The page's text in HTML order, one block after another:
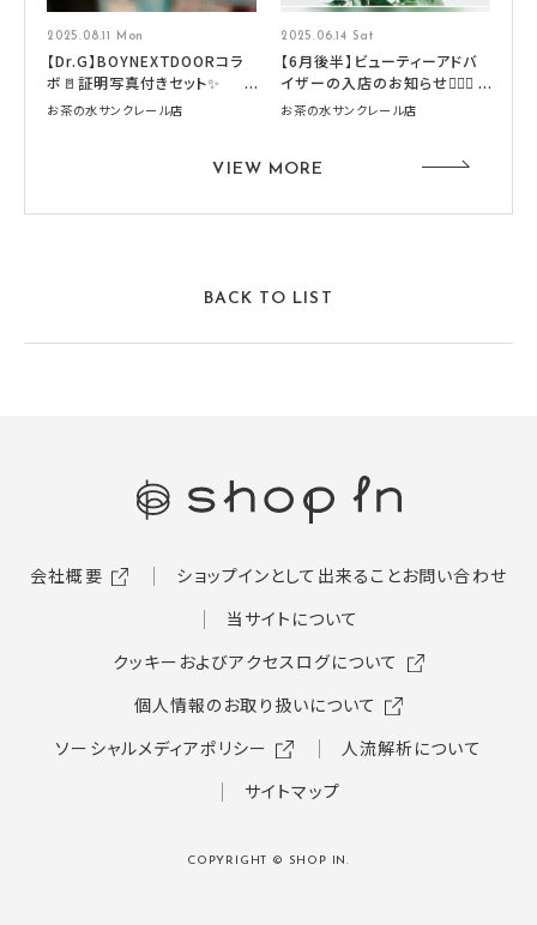
2025.08.11 Mon
【Dr.G】BOYNEXTDOORコラ
ボ🚪証明写真付きセット✨
お茶の水サンクレール店
2025.06.14 Sat
【6月後半】ビューティーアドバ
イザーの入店のお知らせ🧚🏻‍♀️
お茶の水サンクレール店
VIEW MORE
BACK TO LIST
会社概要 ショップインとして出来ることお問い合わせ
当サイトについて
クッキーおよびアクセスログについて
個人情報のお取り扱いについて
ソーシャルメディアポリシー
人流解析について
サイトマップ
COPYRIGHT © SHOP IN.